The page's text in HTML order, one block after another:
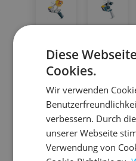
10.H
Me
tal
10.H
AK
Ku
nst
Diese
Cookies.
Wir verwenden
verbessern. Durch
unserer Webseite
Verwendung von